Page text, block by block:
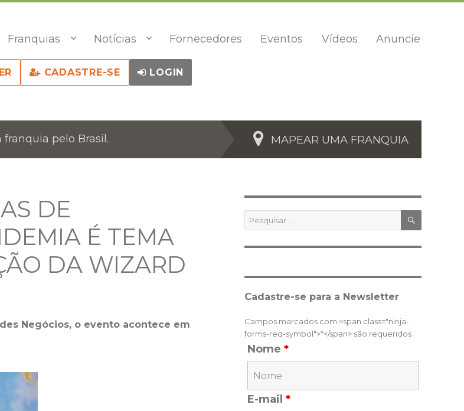
Franquias Notícias Fornecedores Eventos Vídeos Anuncie
CADASTRE-SE LOGIN
pelo Brasil. MAPEAR UMA FRANQUIA
DE
É TEMA
DA WIZARD
Negócios, o evento acontece em
Pesquisar
por:
Cadastre-se para a Newsletter
Campos marcados com <span class="ninja-
forms-req-symbol">*</span> são requeridos
Nome *
E-mail *